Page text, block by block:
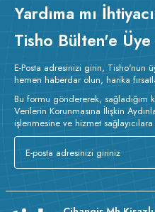
Yardıma mı
Tisho Bülten'e
E-Posta adresinizi girin, Tisho'nun
hemen haberdar olun, harika
Bu formu göndererek, sağladığım
Verilerin Korunmasına İlişkin
işlenmesine ve hizmet sağlayıcılara